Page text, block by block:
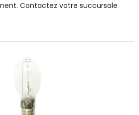
Contactez votre succursale